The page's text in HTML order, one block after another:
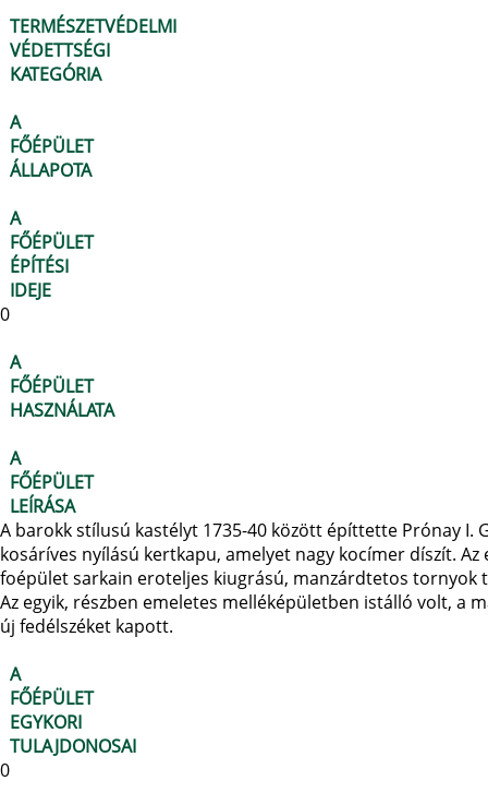
TERMÉSZETVÉDELMI
VÉDETTSÉGI
KATEGÓRIA
A
FŐÉPÜLET
ÁLLAPOTA
A
FŐÉPÜLET
ÉPÍTÉSI
IDEJE
0
A
FŐÉPÜLET
HASZNÁLATA
A
FŐÉPÜLET
LEÍRÁSA
A barokk stílusú kastélyt 1735-40 között építtette Prónay I.
kosáríves nyílású kertkapu, amelyet nagy kocímer díszít.
foépület sarkain eroteljes kiugrású, manzárdtetos
Az egyik, részben emeletes melléképületben istálló volt, a
új fedélszéket kapott.
A
FŐÉPÜLET
EGYKORI
TULAJDONOSAI
0